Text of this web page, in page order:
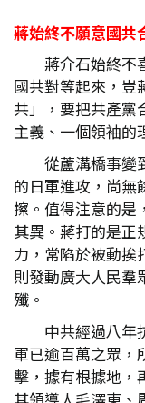
蔣始終不願意國共
蔣介石始終不
國共對等起來，豈
共」，要把共產黨
主義、一個領袖的
從蘆溝橋事變
的日軍進攻，尚無
擦。值得注意的是
其異。蔣打的是正
力，常陷於被動挨
則發動廣大人民羣
殲。
中共經過八年
軍已逾百萬之眾，
擊，據有根據地，